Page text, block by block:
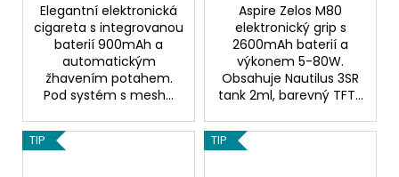
Elegantní elektronická
cigareta s integrovanou
baterií 900mAh a
automatickým
žhavením potahem.
Pod systém s mesh...
Aspire Zelos M80
elektronický grip s
2600mAh baterií a
výkonem 5-80W.
Obsahuje Nautilus 3SR
tank 2ml, barevný TFT...
TIP TIP